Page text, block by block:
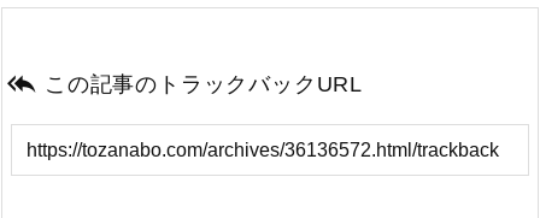
 この記事のトラックバックURL